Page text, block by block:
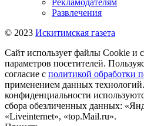
Рекламодателям
Развлечения
© 2023 Искитимская газета
Сайт использует файлы Cookie и
параметров посетителей.
согласие с политикой обработки
применением данных
конфиденциальности
сбора обезличенных данных:
«Liveinternet», «top.Mail.ru».